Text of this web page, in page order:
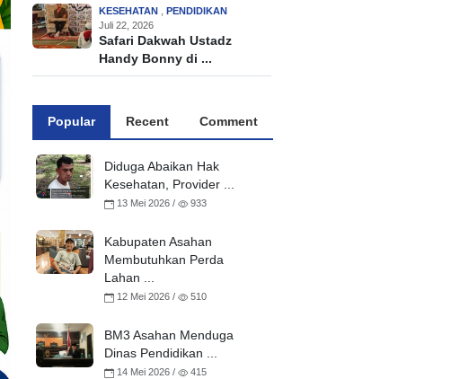
KESEHATAN , PENDIDIKAN
Juli 22, 2026
Safari Dakwah Ustadz
Handy Bonny di ...
Popular Recent Comment
Diduga Abaikan Hak
Kesehatan, Provider ...
13 Mei 2026 / 933
Kabupaten Asahan
Membutuhkan Perda
Lahan ...
12 Mei 2026 / 510
BM3 Asahan Menduga
Dinas Pendidikan ...
14 Mei 2026 / 415